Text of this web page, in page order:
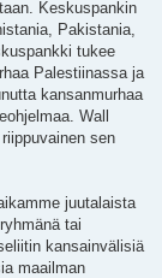
Keskuspankin
Pakistania,
tukee
Palestiinassa ja
kansanmurhaa
Wall
sen
juutalaista
tai
kansainvälisiä
maailman